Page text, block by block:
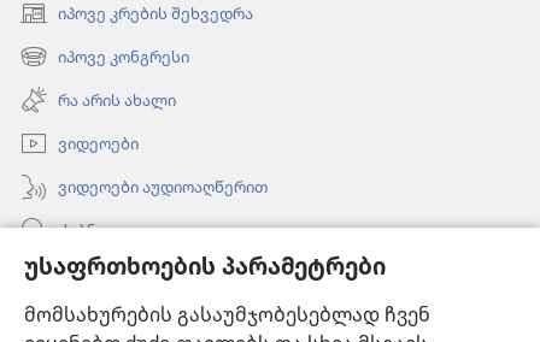
უსაფრთხოების პარამეტრები
მომსახურების გასაუმჯობესებლად ჩვენ
იპოვე კრების შეხვედრა
(გაიხსნება
ახალი
ფანჯარა)
იპოვე კონგრესი
(გაიხსნება
ახალი
ფანჯარა)
რა არის ახალი
ვიდეოები
ვიდეოები აუდიოაღწერით
ძებნა
ინფორმაცია ექიმებისთვის
ინფორმაცია ოფიციალური პირებისთვის